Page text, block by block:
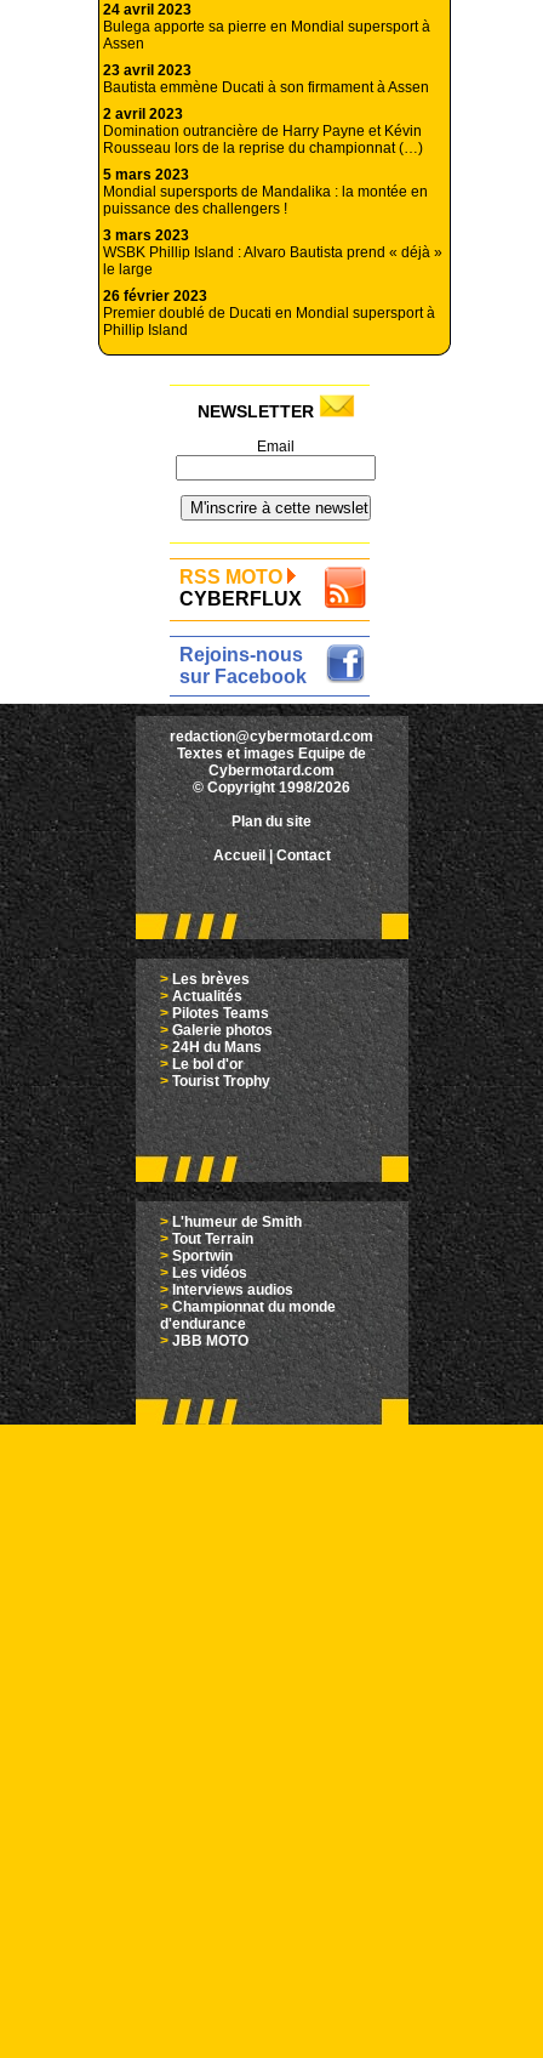
24 avril 2023
Bulega apporte sa pierre en Mondial supersport à
Assen
23 avril 2023
Bautista emmène Ducati à son firmament à Assen
2 avril 2023
Domination outrancière de Harry Payne et Kévin
Rousseau lors de la reprise du championnat (…)
5 mars 2023
Mondial supersports de Mandalika : la montée en
puissance des challengers !
3 mars 2023
WSBK Phillip Island : Alvaro Bautista prend « déjà »
le large
26 février 2023
Premier doublé de Ducati en Mondial supersport à
Phillip Island
NEWSLETTER
Email
RSS MOTO
CYBERFLUX
Rejoins-nous
sur Facebook
redaction@cybermotard.com
Textes et images Equipe de
Cybermotard.com
© Copyright 1998/2026
Plan du site
Accueil |Contact
>Les brèves
> Actualités
> Pilotes Teams
>Galerie photos
>24H du Mans
>Le bol d'or
> Tourist Trophy
>L'humeur de Smith
> Tout Terrain
> Sportwin
> Les vidéos
> Interviews audios
>Championnat du monde
d'endurance
> JBB MOTO